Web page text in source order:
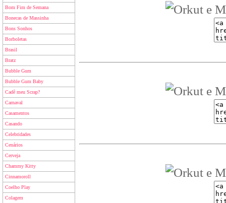
Bom Fim de Semana
Bonecas de Massinha
Bons Sonhos
Borboletas
Brasil
Bratz
Bubble Gum
Bubble Gum Baby
Cadê meu Scrap?
Carnaval
Casamentos
Casando
Celebridades
Cenários
Cerveja
Chammy Kitty
Cinnamoroll
Coelho Play
Colagem